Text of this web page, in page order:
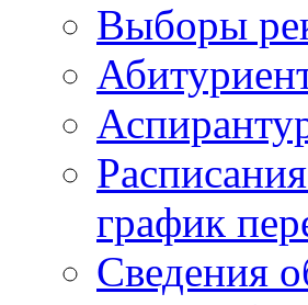
Выборы
график
Сведения